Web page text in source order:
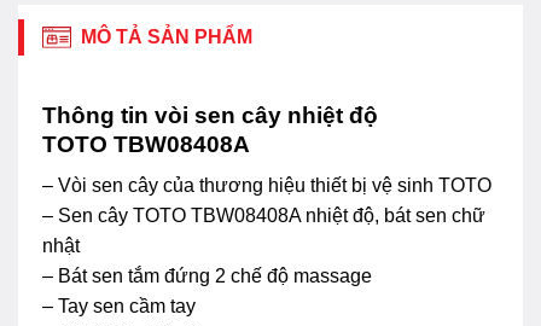
MÔ TẢ SẢN PHẨM
Thông tin vòi sen cây nhiệt độ
TOTO TBW08408A
– Vòi sen cây của thương hiệu thiết bị vệ sinh TOTO
– Sen cây TOTO TBW08408A nhiệt độ, bát sen chữ
nhật
– Bát sen tắm đứng 2 chế độ massage
– Tay sen cầm tay